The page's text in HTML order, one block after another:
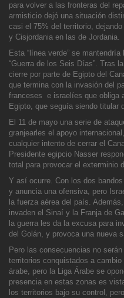
para volver a las fronteras del
armisticio dejó una situación
casi el 75% del territorio,
y Cisjordania en las de Jordania.
Esta “línea verde” se
“Guerra de los Seis Días”. Tras
cierre por parte de Egipto del
que termina con la invasión del
franceses e israelíes que obliga
Egipto, que seguía siendo titular
El 11 de mayo una serie de
granjearles e l apoyo
cualquier intento de cerrar el
Presidente egipcio Nasser
total para provocar el exterminio
Y así ocurre. Con los dos
y anuncia una ofensiva, pero
la fuerza aérea del país.
invaden el Sinaí y la Franja de
la guerra les da la excusa para
del Golán, y provoca una nueva
Pero las consecuencias no
territorios conquistados a
árabe, pero la Liga Árabe se
presencia en estas zonas es
los territorios bajo su control,